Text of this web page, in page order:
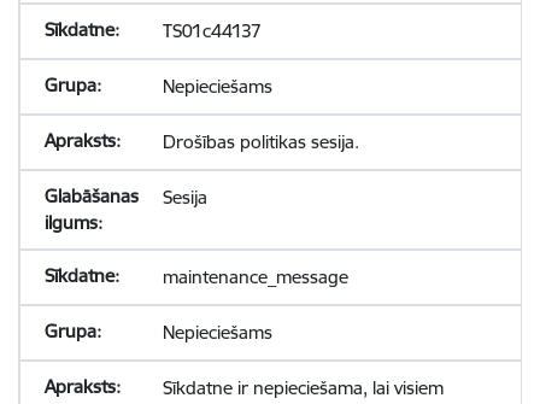
TS01c44137
Nepieciešams
Drošības politikas sesija.
Sesija
maintenance_message
Nepieciešams
Sīkdatne ir nepieciešama, lai visiem